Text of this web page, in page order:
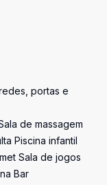
portas e
de massagem
Piscina infantil
Sala de jogos
Bar